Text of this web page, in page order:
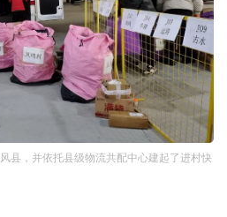
县，并依托县级物流共配中心建起了进村快